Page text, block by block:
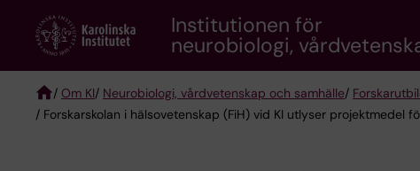
content
Institutionen för
neurobiologi,
Breadcrumb
/ Om KI/ Neurobiologi, vårdvetenskap och samhälle/
/ Forskarskolan i hälsovetenskap (FiH) vid KI utlyser